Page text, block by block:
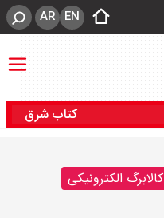
EN
AR
کتاب شرق
کالابرگ الکترونیکی